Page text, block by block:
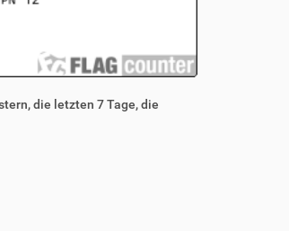
die letzten 7 Tage, die